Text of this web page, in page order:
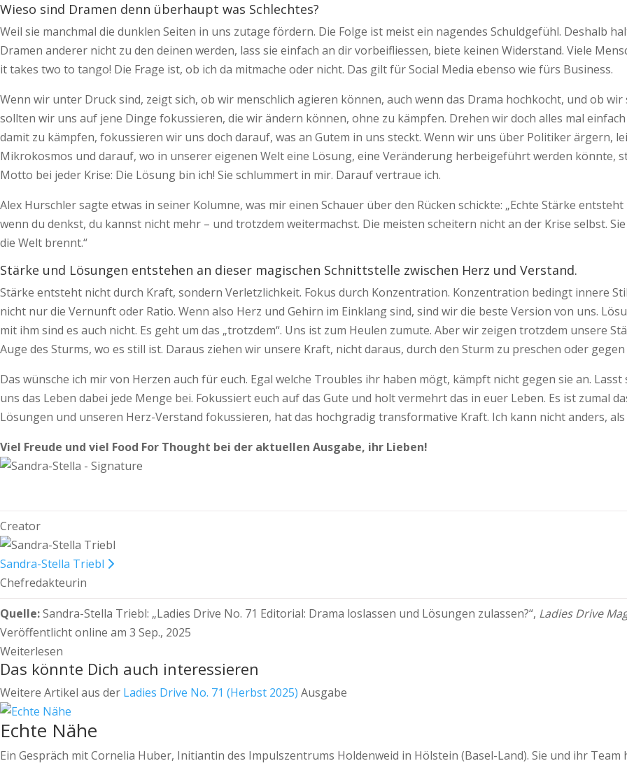
Wieso sind Dramen denn überhaupt was Schlechtes?
Weil sie manchmal die dunklen Seiten in uns zutage fördern. Die Folge ist meist ein nagendes Schuldgefühl. Deshalb
Dramen anderer nicht zu den deinen werden, lass sie einfach an dir vorbeifliessen, biete keinen Widerstand. Viele
it takes two to tango! Die Frage ist, ob ich da mitmache oder nicht. Das gilt für Social Media ebenso wie fürs Business.
Wenn wir unter Druck sind, zeigt sich, ob wir menschlich agie­ren können, auch wenn das Drama hochkocht, und ob
soll­ten wir uns auf jene Dinge fokussieren, die wir ändern können, ohne zu kämpfen. Drehen wir doch alles mal
damit zu kämpfen, fokussieren wir uns doch darauf, was an Gutem in uns steckt. Wenn wir uns über Politiker ärgern,
Mikrokosmos und darauf, wo in unserer eigenen Welt eine Lösung, eine Veränderung herbei­geführt werden könnte,
Motto bei jeder Krise: Die Lösung bin ich! Sie schlummert in mir. Darauf vertraue ich.
Alex Hurschler sagte etwas in seiner Kolumne, was mir einen Schauer über den Rücken schickte: „Echte Stärke
wenn du denkst, du kannst nicht mehr – und trotzdem weitermachst. Die meisten scheitern nicht an der Krise selbst.
die Welt brennt.“
Stärke und Lösungen entstehen an dieser magischen Schnittstelle zwischen Herz und Verstand.
Stärke entsteht nicht durch Kraft, sondern Verletzlichkeit. Fokus durch Konzentration. Konzentration bedingt innere
nicht nur die Vernunft oder Ratio. Wenn also Herz und Gehirn im Einklang sind, sind wir die beste Version von uns.
mit ihm sind es auch nicht. Es geht um das „trotzdem“. Uns ist zum Heulen zumute. Aber wir zeigen trotzdem unsere
Auge des Sturms, wo es still ist. Daraus ziehen wir unsere Kraft, nicht daraus, durch den Sturm zu preschen oder
Das wünsche ich mir von Herzen auch für euch. Egal welche Troubles ihr haben mögt, kämpft nicht gegen sie an.
uns das Leben dabei jede Menge bei. Fokussiert euch auf das Gute und holt vermehrt das in euer Leben. Es ist zumal
Lösungen und unseren Herz-Verstand fokussieren, hat das hochgradig transformative Kraft. Ich kann nicht anders,
Viel Freude und viel Food For Thought bei der aktuellen Ausgabe, ihr Lieben!
Creator
Sandra-Stella Triebl
Chefredakteurin
Quelle:Sandra-Stella Triebl: „Ladies Drive No. 71 Editorial: Drama loslassen und Lösungen zulassen?“, Ladies Drive
Veröffentlicht online am 3 Sep., 2025
Weiterlesen
Das könnte Dich auch interessieren
Weitere Artikel aus der Ladies Drive No. 71 (Herbst 2025) Ausgabe
Echte Nähe
Ein Gespräch mit Cornelia Huber, Initiantin des Impulszentrums Holdenweid in Hölstein (Basel-Land). Sie und ihr